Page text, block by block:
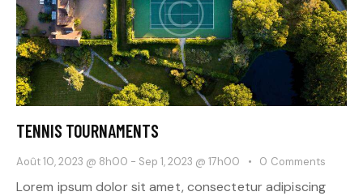
TENNIS TOURNAMENTS
Août 10, 2023 @ 8h00 - Sep 1, 2023 @ 17h00 0 Comments
Lorem ipsum dolor sit amet, consectetur adipiscing